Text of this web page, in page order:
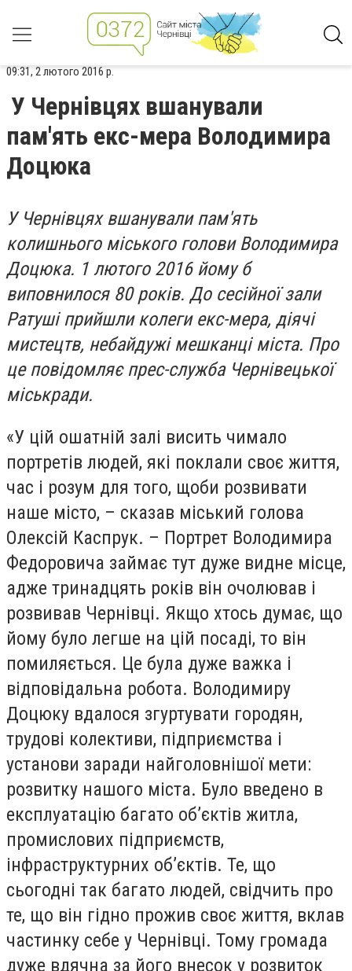
09:31, 2 лютого 2016 р.
У Чернівцях вшанували
пам'ять екс-мера Володимира
Доцюка
У Чернівцях вшанували пам'ять
колишнього міського голови Володимира
Доцюка. 1 лютого 2016 йому б
виповнилося 80 років. До сесійної зали
Ратуші прийшли колеги екс-мера, діячі
мистецтв, небайдужі мешканці міста. Про
це повідомляє прес-служба Чернівецької
міськради.
«У цій ошатній залі висить чимало
портретів людей, які поклали своє життя,
час і розум для того, щоби розвивати
наше місто, – сказав міський голова
Олексій Каспрук. – Портрет Володимира
Федоровича займає тут дуже видне місце,
адже тринадцять років він очолював і
розвивав Чернівці. Якщо хтось думає, що
йому було легше на цій посаді, то він
помиляється. Це була дуже важка і
відповідальна робота. Володимиру
Доцюку вдалося згуртувати городян,
трудові колективи, підприємства і
установи заради найголовнішої мети:
розвитку нашого міста. Було введено в
експлуатацію багато об’єктів житла,
промислових підприємств,
інфраструктурних об’єктів. Те, що
сьогодні так багато людей, свідчить про
те, що він гідно прожив своє життя, вклав
частинку себе у Чернівці. Тому громада
дуже вдячна за його внесок у розвиток